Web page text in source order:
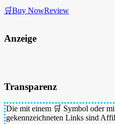
🛒Buy NowReview
Anzeige
Transparenz
Die mit einem 🛒 Symbol oder
gekennzeichneten Links sind